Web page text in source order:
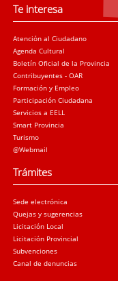
Te interesa
Atención al Ciudadano
Agenda Cultural
Boletín Oficial de la Provincia
Contribuyentes - OAR
Formación y Empleo
Participación Ciudadana
Servicios a EELL
Smart Provincia
Turismo
@Webmail
Trámites
Sede electrónica
Quejas y sugerencias
Licitación Local
Licitación Provincial
Subvenciones
Canal de denuncias